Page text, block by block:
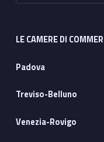
LE CAMERE DI
Padova
Treviso-Belluno
Venezia-Rovigo